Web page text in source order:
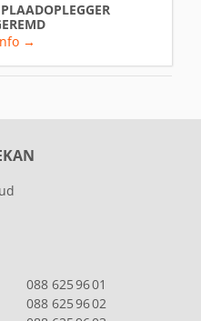
→
088 625 96 01
088 625 96 02